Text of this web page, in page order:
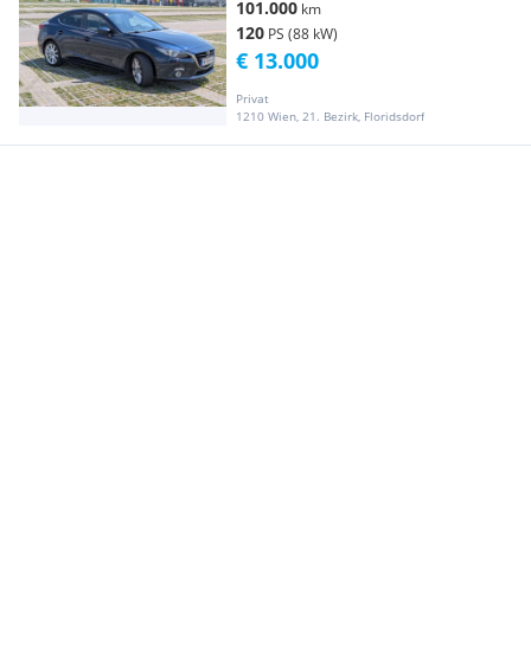
101.000 km
120 PS (88 kW)
Privat
1210 Wien, 21. Bezirk, Floridsdorf
€ 13.000